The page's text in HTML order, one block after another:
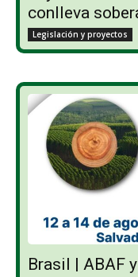
conlleva
Legislación y proyectos
Brasil | ABAF